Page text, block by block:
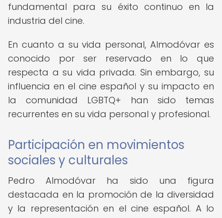
fundamental para su éxito continuo en la
industria del cine.
En cuanto a su vida personal, Almodóvar es
conocido por ser reservado en lo que
respecta a su vida privada. Sin embargo, su
influencia en el cine español y su impacto en
la comunidad LGBTQ+ han sido temas
recurrentes en su vida personal y profesional.
Participación en movimientos
sociales y culturales
Pedro Almodóvar ha sido una figura
destacada en la promoción de la diversidad
y la representación en el cine español. A lo